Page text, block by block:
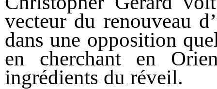
vecteur du renouveau
dans une opposition
en cherchant en
ingrédients du réveil.